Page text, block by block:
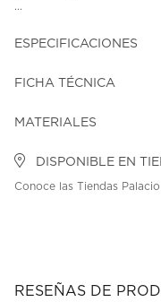
...
ESPECIFICACIONES
FICHA TÉCNICA
MATERIALES
DISPONIBLE EN
Conoce las Tiendas
RESEÑAS DE